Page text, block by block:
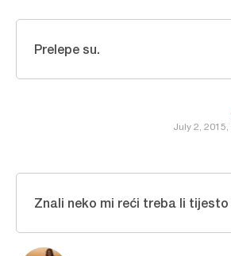
July 2,
Prelepe su.
Znali neko mi reći treba li